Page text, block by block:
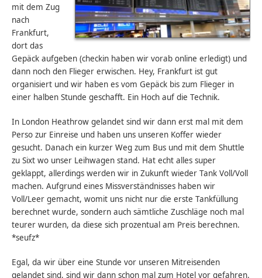
mit dem Zug
nach
Frankfurt,
dort das
Gepäck aufgeben (checkin haben wir vorab online erledigt) und
dann noch den Flieger erwischen. Hey, Frankfurt ist gut
organisiert und wir haben es vom Gepäck bis zum Flieger in
einer halben Stunde geschafft. Ein Hoch auf die Technik.
In London Heathrow gelandet sind wir dann erst mal mit dem
Perso zur Einreise und haben uns unseren Koffer wieder
gesucht. Danach ein kurzer Weg zum Bus und mit dem Shuttle
zu Sixt wo unser Leihwagen stand. Hat echt alles super
geklappt, allerdings werden wir in Zukunft wieder Tank Voll/Voll
machen. Aufgrund eines Missverständnisses haben wir
Voll/Leer gemacht, womit uns nicht nur die erste Tankfüllung
berechnet wurde, sondern auch sämtliche Zuschläge noch mal
teurer wurden, da diese sich prozentual am Preis berechnen.
*seufz*
Egal, da wir über eine Stunde vor unseren Mitreisenden
gelandet sind, sind wir dann schon mal zum Hotel vor gefahren.